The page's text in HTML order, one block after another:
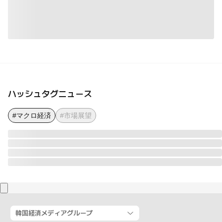
ハッシュタグニュース
#マクロ経済 #市場展望
韓国経済メディアグループ